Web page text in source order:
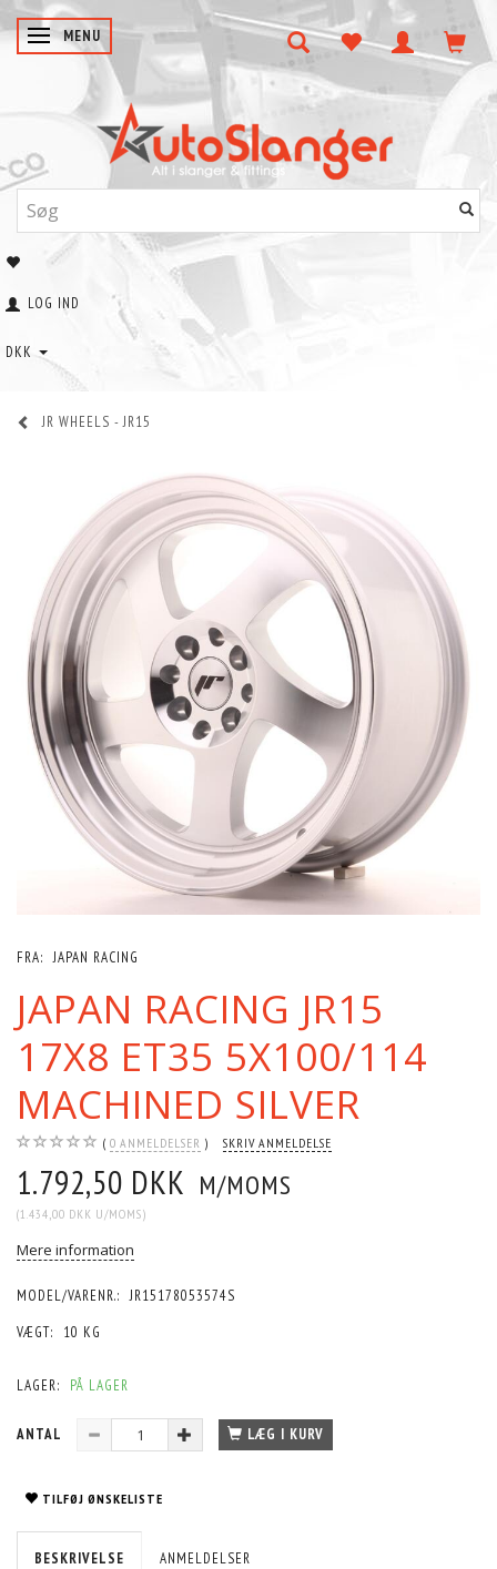
SKIFTE NAVIGATION
MENU
LOG IND
DKK
JR WHEELS - JR15
FRA: JAPAN RACING
JAPAN RACING JR15
17X8 ET35 5X100/114
MACHINED SILVER
0 ANMELDELSER SKRIV ANMELDELSE
1.792,50 DKK M/MOMS
(1.434,00 DKK U/MOMS)
Mere information
MODEL/VARENR.: JR15178053574S
VÆGT:
10 KG
LAGER: PÅ LAGER
ANTAL LÆG I KURV
TILFØJ ØNSKELISTE
BESKRIVELSE ANMELDELSER